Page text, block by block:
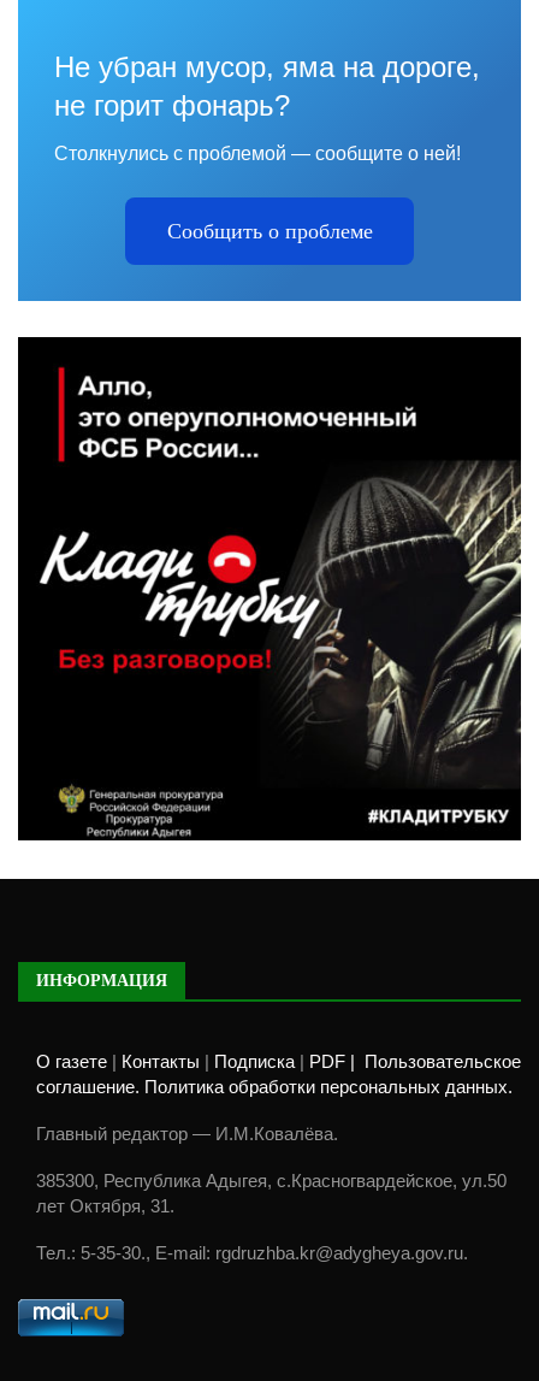
Не убран мусор, яма на дороге,
не горит фонарь?
Столкнулись с проблемой — сообщите о ней!
Сообщить о проблеме
ИНФОРМАЦИЯ
О газете Контакты Подписка PDF |
Пользовательское
соглашение. Политика обработки персональных данных.
Главный редактор — И.М.Ковалёва.
385300, Республика Адыгея, с.Красногвардейское, ул.50
лет Октября, 31.
Тел.: 5-35-30., E-mail: rgdruzhba.kr@adygheya.gov.ru.